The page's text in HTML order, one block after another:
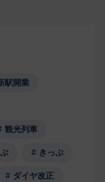
駅開業
観光列車
きっぷ
ダイヤ改正